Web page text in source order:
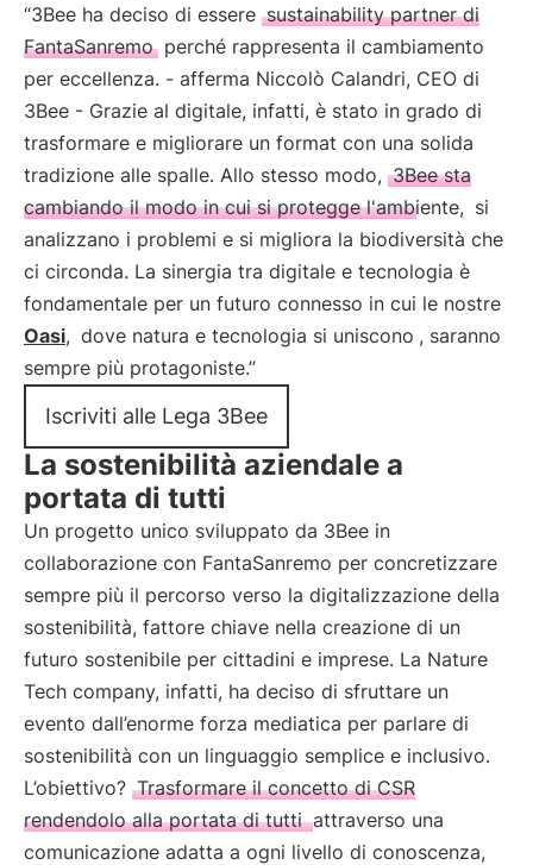
“3Bee ha deciso di essere sustainability partner di
FantaSanremo perché rappresenta il cambiamento
per eccellenza. - afferma Niccolò Calandri, CEO di
3Bee - Grazie al digitale, infatti, è stato in grado di
trasformare e migliorare un format con una solida
tradizione alle spalle. Allo stesso modo, 3Bee sta
cambiando il modo in cui si protegge l'ambiente, si
analizzano i problemi e si migliora la biodiversità che
ci circonda. La sinergia tra digitale e tecnologia è
fondamentale per un futuro connesso in cui le nostre
Oasi, dove natura e tecnologia si uniscono , saranno
sempre più protagoniste.”
Iscriviti alle Lega 3Bee
La sostenibilità aziendale a
portata di tutti
Un progetto unico sviluppato da 3Bee in
collaborazione con FantaSanremo per concretizzare
sempre più il percorso verso la digitalizzazione della
sostenibilità, fattore chiave nella creazione di un
futuro sostenibile per cittadini e imprese. La Nature
Tech company, infatti, ha deciso di sfruttare un
evento dall’enorme forza mediatica per parlare di
sostenibilità con un linguaggio semplice e inclusivo.
L’obiettivo? Trasformare il concetto di CSR
rendendolo alla portata di tutti attraverso una
comunicazione adatta a ogni livello di conoscenza,